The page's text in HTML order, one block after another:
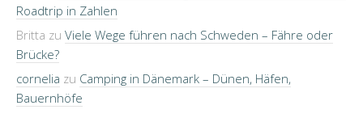
Roadtrip in Zahlen
Britta zu Viele Wege führen nach Schweden – Fähre oder
Brücke?
cornelia zu Camping in Dänemark – Dünen, Häfen,
Bauernhöfe